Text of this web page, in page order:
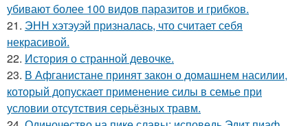
убивают более 100 видов паразитов и грибков.
21. ЭНН хэтэуэй призналась, что считает себя
некрасивой.
22. История о странной девочке.
23. В Афганистане принят закон о домашнем насилии,
который допускает применение силы в семье при
условии отсутствия серьёзных травм.